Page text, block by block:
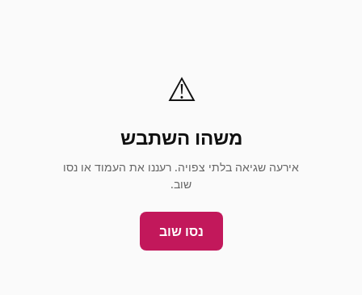
⚠️
משהו השתבש
אירעה שגיאה בלתי צפויה. רעננו את העמוד או נסו
שוב.
נסו שוב